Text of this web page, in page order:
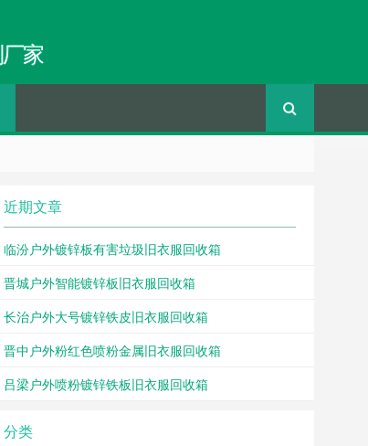
家
近期文章
临汾户外镀锌板有害垃圾旧衣服回收箱
晋城户外智能镀锌板旧衣服回收箱
长治户外大号镀锌铁皮旧衣服回收箱
晋中户外粉红色喷粉金属旧衣服回收箱
吕梁户外喷粉镀锌铁板旧衣服回收箱
分类